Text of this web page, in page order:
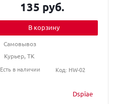
Dspiae
135 руб.
В корзину
Самовывоз
Курьер, ТК
Есть в наличии
Код: HW-02